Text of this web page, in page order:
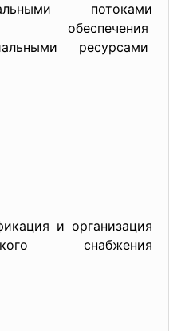
потоками
ресурсами
и организация
снабжения